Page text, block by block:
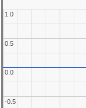
-0.5
-0.5
0.0
0.0
0.5
0.5
1.0
1.0